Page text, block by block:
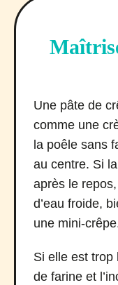
Une pâte de
comme une
la poêle sans
au centre. Si
après le
d’eau froide,
une mini-
Si elle est trop
de farine et